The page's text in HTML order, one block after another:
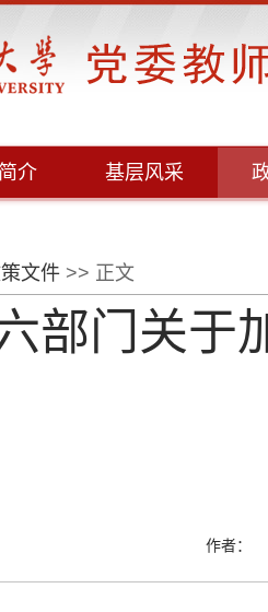
介 基层风采
文件 >> 正文
部门关于
作者：